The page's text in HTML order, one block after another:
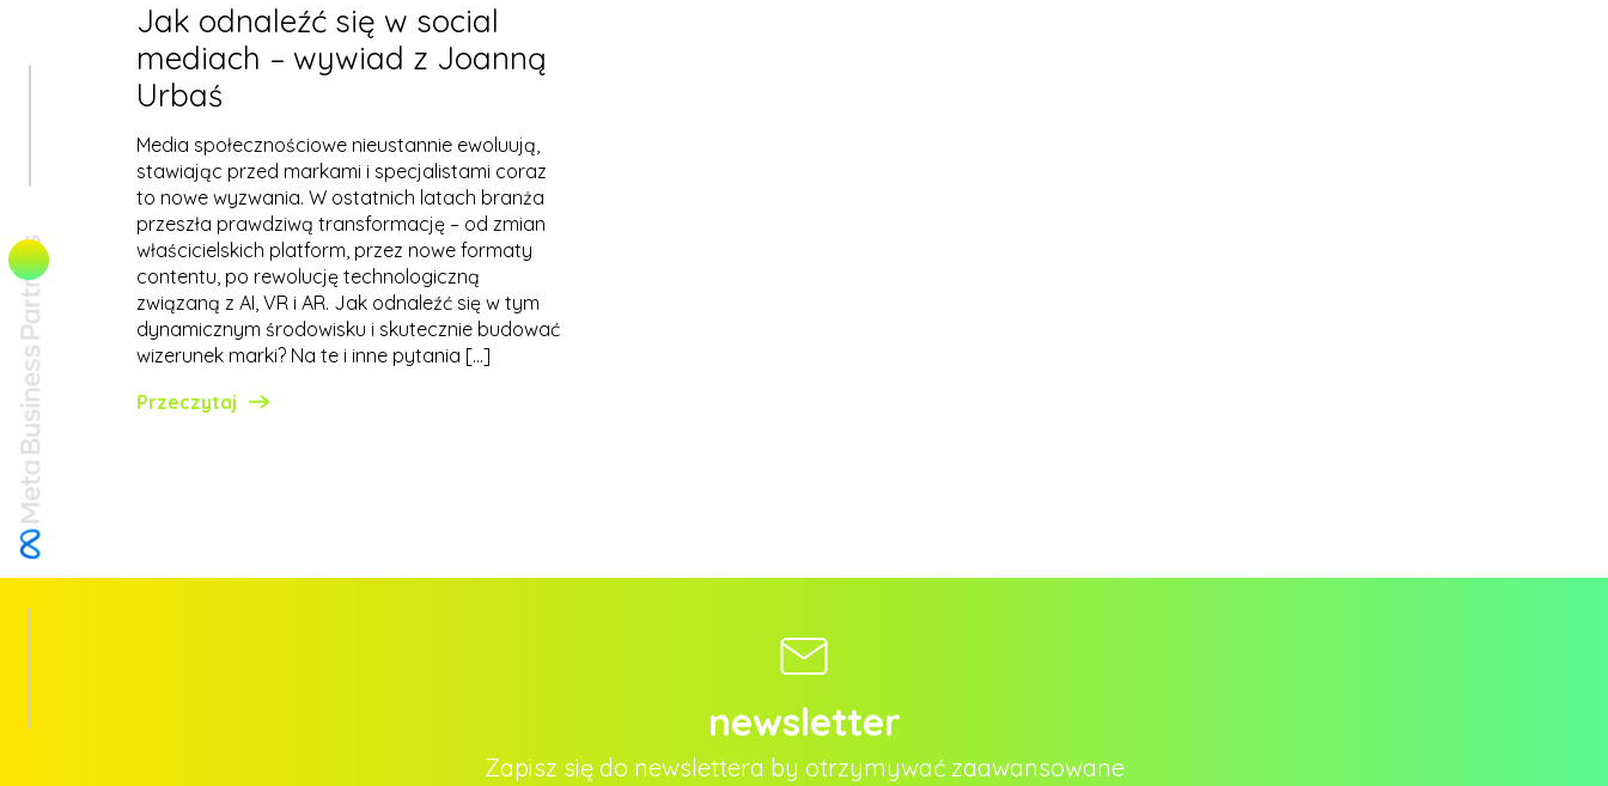
Jak odnaleźć się w social
mediach – wywiad z Joanną
Urbaś
Media społecznościowe nieustannie ewoluują,
stawiając przed markami i specjalistami coraz
to nowe wyzwania. W ostatnich latach branża
przeszła prawdziwą transformację – od zmian
właścicielskich platform, przez nowe formaty
contentu, po rewolucję technologiczną
związaną z AI, VR i AR. Jak odnaleźć się w tym
dynamicznym środowisku i skutecznie budować
wizerunek marki? Na te i inne pytania […]
Przeczytaj
newsletter
Zapisz się do newslettera by otrzymywać zaawansowane